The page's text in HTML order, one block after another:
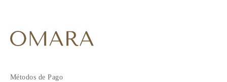
Métodos de Pago